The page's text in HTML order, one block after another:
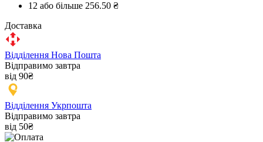
12 або більше 256.50 ₴
Доставка
Відділення Нова Пошта
Відправимо завтра
від 90₴
Відділення Укрпошта
Відправимо завтра
від 50₴